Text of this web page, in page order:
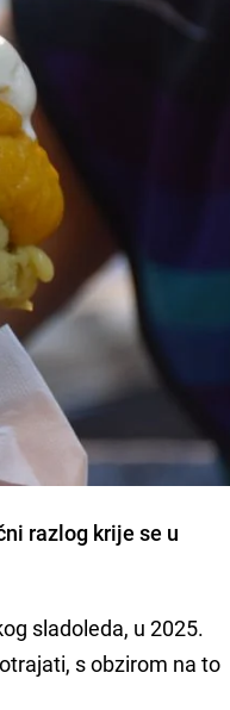
razlog krije se u
sladoleda, u 2025.
s obzirom na to